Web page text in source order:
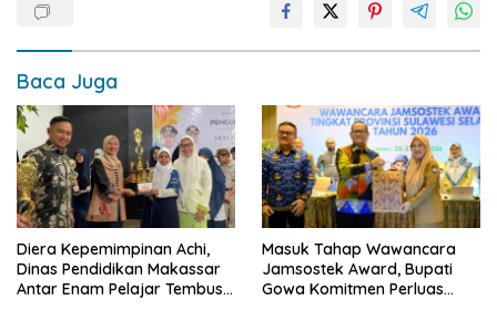
Baca Juga
Diera Kepemimpinan Achi,
Dinas Pendidikan Makassar
Antar Enam Pelajar Tembus
Masuk Tahap Wawancara
Jamsostek Award, Bupati
Gowa Komitmen Perluas